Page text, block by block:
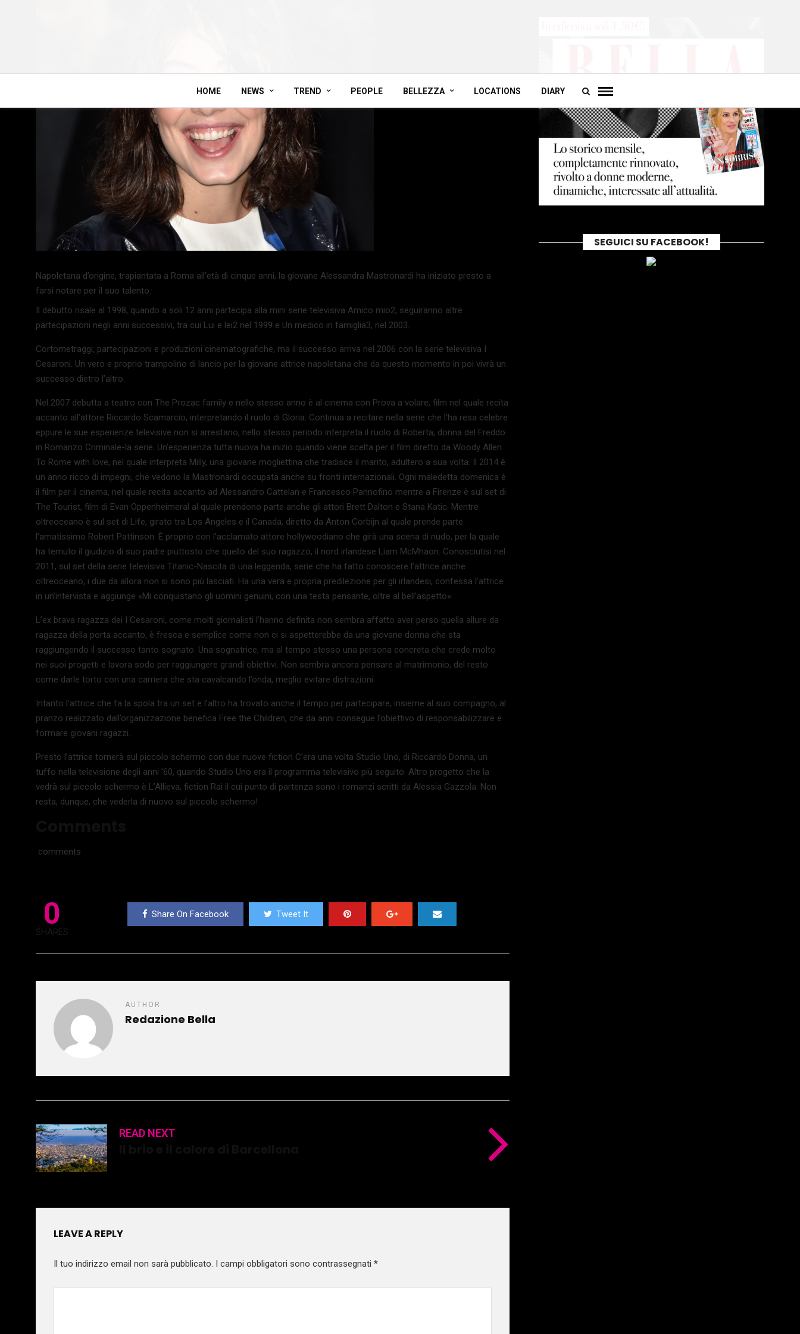
HOME NEWS TREND PEOPLE BELLEZZA LOCATIONS DIARY
Napoletana d’origine, trapiantata a Roma all’età di cinque anni, la giovane Alessandra Mastronardi ha iniziato presto a
farsi notare per il suo talento.
Il debutto risale al 1998, quando a soli 12 anni partecipa alla mini serie televisiva Amico mio2, seguiranno altre
partecipazioni negli anni successivi, tra cui Lui e lei2 nel 1999 e Un medico in famiglia3, nel 2003.
Cortometraggi, partecipazioni e produzioni cinematografiche, ma il successo arriva nel 2006 con la serie televisiva I
Cesaroni. Un vero e proprio trampolino di lancio per la giovane attrice napoletana che da questo momento in poi vivrà un
successo dietro l’altro.
Nel 2007 debutta a teatro con The Prozac family e nello stesso anno è al cinema con Prova a volare, film nel quale recita
accanto all’attore Riccardo Scamarcio, interpretando il ruolo di Gloria. Continua a recitare nella serie che l’ha resa celebre
eppure le sue esperienze televisive non si arrestano, nello stesso periodo interpreta il ruolo di Roberta, donna del Freddo
in Romanzo Criminale-la serie. Un’esperienza tutta nuova ha inizio quando viene scelta per il film diretto da Woody Allen
To Rome with love, nel quale interpreta Milly, una giovane mogliettina che tradisce il marito, adultero a sua volta. Il 2014 è
un anno ricco di impegni, che vedono la Mastronardi occupata anche su fronti internazionali. Ogni maledetta domenica è
il film per il cinema, nel quale recita accanto ad Alessandro Cattelan e Francesco Pannofino mentre a Firenze è sul set di
The Tourist, film di Evan Oppenheimeral al quale prendono parte anche gli attori Brett Dalton e Stana Katic. Mentre
oltreoceano è sul set di Life, girato tra Los Angeles e il Canada, diretto da Anton Corbijn al quale prende parte
l’amatissimo Robert Pattinson. È proprio con l’acclamato attore hollywoodiano che girà una scena di nudo, per la quale
ha temuto il giudizio di suo padre piuttosto che quello del suo ragazzo, il nord irlandese Liam McMhaon. Conosciutisi nel
2011, sul set della serie televisiva Titanic-Nascita di una leggenda, serie che ha fatto conoscere l’attrice anche
oltreoceano, i due da allora non si sono più lasciati. Ha una vera e propria predilezione per gli irlandesi, confessa l’attrice
in un’intervista e aggiunge «Mi conquistano gli uomini genuini, con una testa pensante, oltre al bell’aspetto».
L’ex brava ragazza dei I Cesaroni, come molti giornalisti l’hanno definita non sembra affatto aver perso quella allure da
ragazza della porta accanto, è fresca e semplice come non ci si aspetterebbe da una giovane donna che sta
raggiungendo il successo tanto sognato. Una sognatrice, ma al tempo stesso una persona concreta che crede molto
nei suoi progetti e lavora sodo per raggiungere grandi obiettivi. Non sembra ancora pensare al matrimonio, del resto
come darle torto con una carriera che sta cavalcando l’onda, meglio evitare distrazioni.
Intanto l’attrice che fa la spola tra un set e l’altro ha trovato anche il tempo per partecipare, insieme al suo compagno, al
pranzo realizzato dall’organizzazione benefica Free the Children, che da anni consegue l’obiettivo di responsabilizzare e
formare giovani ragazzi.
Presto l’attrice tornerà sul piccolo schermo con due nuove fiction C’era una volta Studio Uno, di Riccardo Donna, un
tuffo nella televisione degli anni ’60, quando Studio Uno era il programma televisivo più seguito. Altro progetto che la
vedrà sul piccolo schermo è L’Allieva, fiction Rai il cui punto di partenza sono i romanzi scritti da Alessia Gazzola. Non
resta, dunque, che vederla di nuovo sul piccolo schermo!
comments
0
SHARES
Share On Facebook Tweet It
AUTHOR
Redazione Bella
READ NEXT
LEAVE A REPLY
Il tuo indirizzo email non sarà pubblicato. I campi obbligatori sono contrassegnati *
SEGUICI SU FACEBOOK!